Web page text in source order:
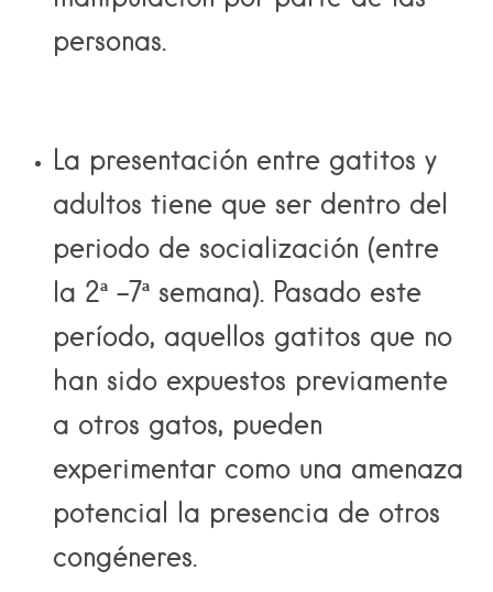
personas.
La presentación entre gatitos y
adultos tiene que ser dentro del
periodo de socialización (entre
la 2ª -7ª semana). Pasado este
período, aquellos gatitos que no
han sido expuestos previamente
a otros gatos, pueden
experimentar como una amenaza
potencial la presencia de otros
congéneres.